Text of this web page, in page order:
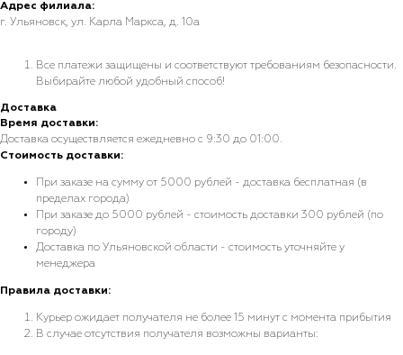
Адрес филиала:
г. Ульяновск, ул. Карла Маркса, д. 10а
Все платежи защищены и соответствуют требованиям безопасности.
Выбирайте любой удобный способ!
Доставка
Время доставки:
Доставка осуществляется ежедневно с 9:30 до 01:00.
Стоимость доставки:
При заказе на сумму от 5000 рублей - доставка бесплатная (в
пределах города)
При заказе до 5000 рублей - стоимость доставки 300 рублей (по
городу)
Доставка по Ульяновской области - стоимость уточняйте у
менеджера
Правила доставки:
Курьер ожидает получателя не более 15 минут с момента прибытия
В случае отсутствия получателя возможны варианты: